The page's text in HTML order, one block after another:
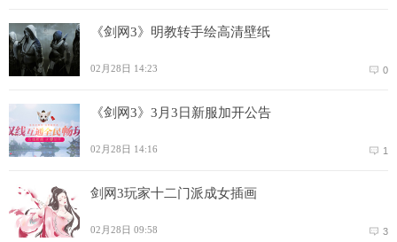
《剑网3》明教转手绘高清壁纸
02月28日 14:23 0
《剑网3》3月3日新服加开公告
02月28日 14:16 1
剑网3玩家十二门派成女插画
02月28日 09:58 3